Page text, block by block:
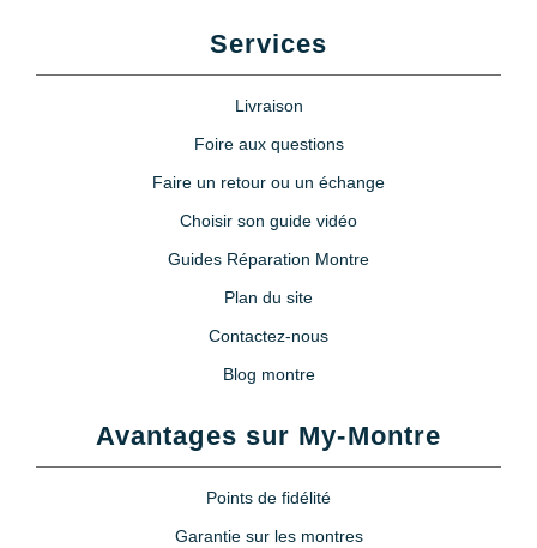
Services
Livraison
Foire aux questions
Faire un retour ou un échange
Choisir son guide vidéo
Guides Réparation Montre
Plan du site
Contactez-nous
Blog montre
Avantages sur My-Montre
Points de fidélité
Garantie sur les montres